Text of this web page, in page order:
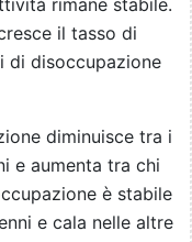
rimane stabile.
il tasso di
di disoccupazione
diminuisce tra i
e aumenta tra chi
è stabile
e cala nelle altre